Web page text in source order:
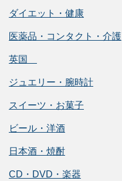
ダイエット・健康
医薬品・コンタクト・介護
英国
ジュエリー・腕時計
スイーツ・お菓子
ビール・洋酒
日本酒・焼酎
CD・DVD・楽器